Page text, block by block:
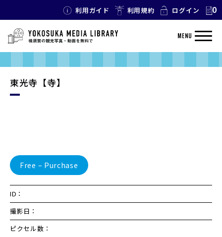
利用ガイド 利用規約 ログイン 0
MENU
東光寺【寺】
Free – Purchase
ID：
撮影日：
ピクセル数：